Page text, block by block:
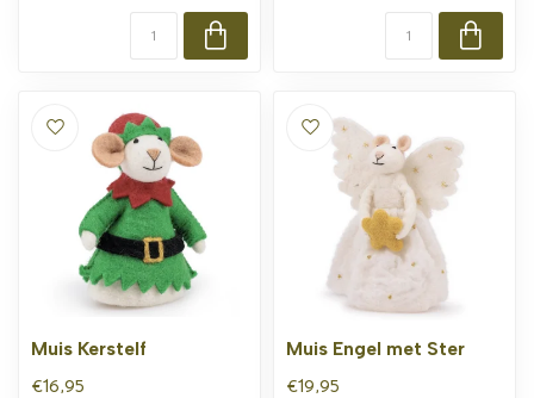
Muis Kerstelf
€16,95
Muis Engel met Ster
€19,95